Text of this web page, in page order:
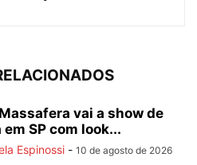
vai a show de
SP com look...
Espinossi - 10 de agosto de 2026